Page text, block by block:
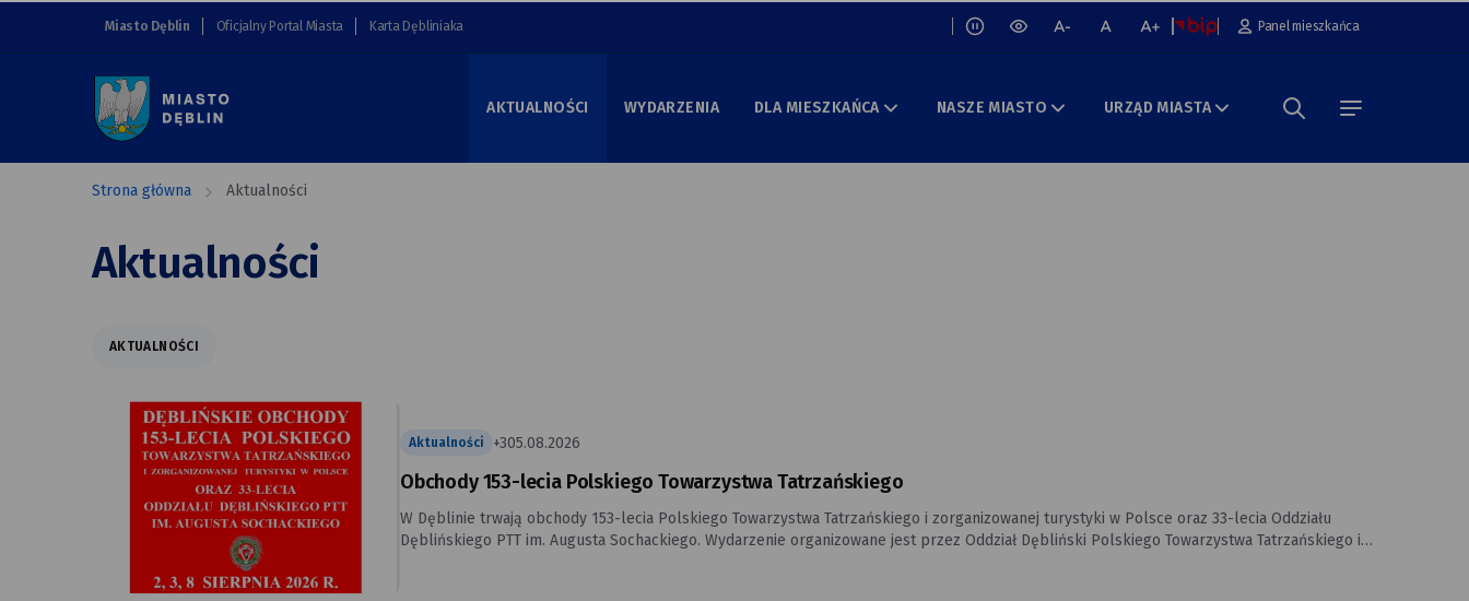
przejdź do nawigacji strony
przejdź do treści strony
przejdź do stopki strony
Aktualności
Miasto
Dęblin
Miasto Dęblin Oficjalny Portal Miasta Karta Dębliniaka Włącz lub wyłącz animacje na stronie
wersja
kontrastowa
mniejsza
czcionka
normalna
czcionka
większa
czcionka
Panel mieszkańca
AKTUALNOŚCI WYDARZENIA DLA MIESZKAŃCA NASZE MIASTO
URZĄD MIASTA
Strona główna Aktualności
Aktualności
AKTUALNOŚCI
Aktualności +305.08.2026
Obchody 153-lecia Polskiego Towarzystwa Tatrzańskiego
W Dęblinie trwają obchody 153-lecia Polskiego Towarzystwa Tatrzańskiego i zorganizowanej turystyki w Polsce oraz 33-lecia Oddziału
Dęblińskiego PTT im. Augusta Sochackiego. Wydarzenie organizowane jest przez Oddział Dębliński Polskiego Towarzystwa Tatrzańskiego im.